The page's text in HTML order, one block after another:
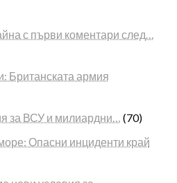
с първи коментари след…
Британската армия
за ВСУ и милиардни… (70)
Опасни инциденти край